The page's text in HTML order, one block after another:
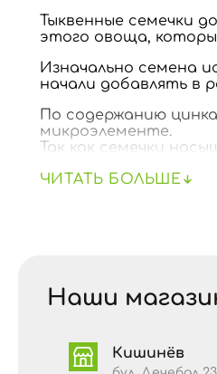
Тыквенные семечки
этого овоща,
Изначально семена
начали добавлять в
По содержанию
микроэлементе.
Так как семечки
Жиры:
• насыщенные жиры –
Углеводы:5 г
ЧИТАТЬ БОЛЬШЕ
Наши
Кишинёв